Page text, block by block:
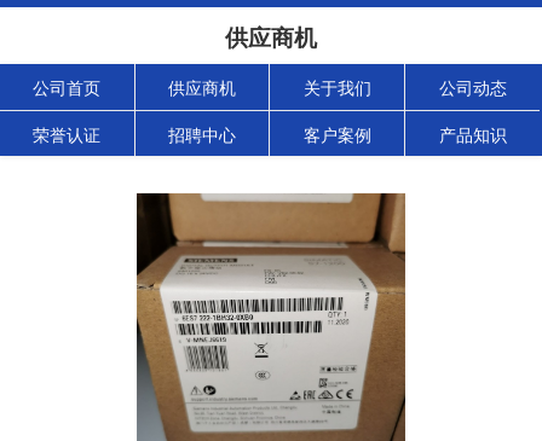
供应商机
公司首页 供应商机 关于我们 公司动态
荣誉认证 招聘中心 客户案例 产品知识